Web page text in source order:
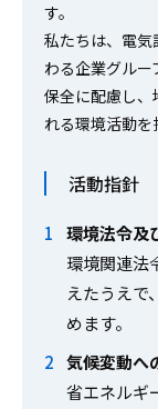
す。
私たちは、電
わる企業グル
保全に配慮し
れる環境活動を
活動指針
環境法令及
環境関連法
えたうえで
めます。
気候変動へ
省エネルギ